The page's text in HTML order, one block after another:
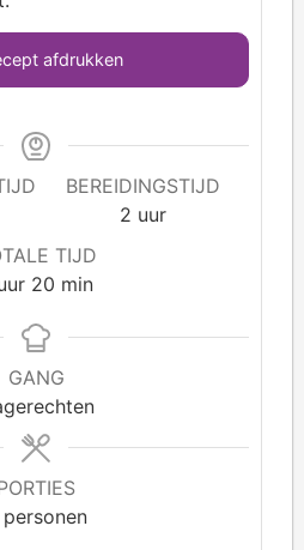
afdrukken
BEREIDINGSTIJD
2 uur
TIJD
20 min
GANG
personen